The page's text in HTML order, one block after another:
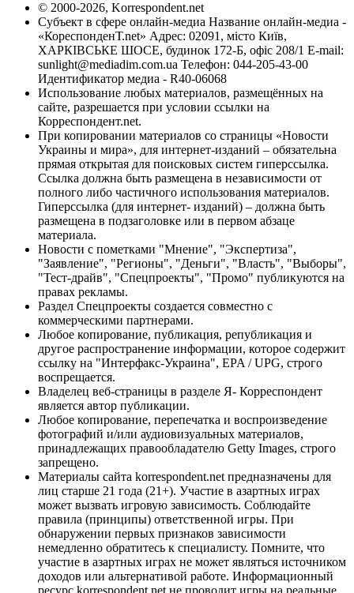
© 2000-2026, Korrespondent.net
Субъект в сфере онлайн-медиа Название онлайн-медиа -
«КореспонденТ.net» Адрес: 02091, місто Київ,
ХАРКІВСЬКЕ ШОСЕ, будинок 172-Б, офіс 208/1 E-mail:
sunlight@mediadim.com.ua Телефон: 044-205-43-00
Идентификатор медиа - R40-06068
Использование любых материалов, размещённых на
сайте, разрешается при условии ссылки на
Корреспондент.net.
При копировании материалов со страницы «Новости
Украины и мира», для интернет-изданий – обязательна
прямая открытая для поисковых систем гиперссылка.
Ссылка должна быть размещена в независимости от
полного либо частичного использования материалов.
Гиперссылка (для интернет- изданий) – должна быть
размещена в подзаголовке или в первом абзаце
материала.
Новости с пометками "Мнение", "Экспертиза",
"Заявление", "Регионы", "Деньги", "Власть", "Выборы",
"Тест-драйв", "Спецпроекты", "Промо" публикуются на
правах рекламы.
Раздел Спецпроекты создается совместно с
коммерческими партнерами.
Любое копирование, публикация, републикация и
другое распространение информации, которое содержит
ссылку на "Интерфакс-Украина", EPA / UPG, строго
воспрещается.
Владелец веб-страницы в разделе Я- Корреспондент
является автор публикации.
Любое копирование, перепечатка и воспроизведение
фотографий и/или аудиовизуальных материалов,
принадлежащих правообладателю Getty Images, строго
запрещено.
Материалы сайта korrespondent.net предназначены для
лиц старше 21 года (21+). Участие в азартных играх
может вызвать игровую зависимость. Соблюдайте
правила (принципы) ответственной игры. При
обнаружении первых признаков зависимости
немедленно обратитесь к специалисту. Помните, что
участие в азартных играх не может являться источником
доходов или альтернативой работе. Информационный